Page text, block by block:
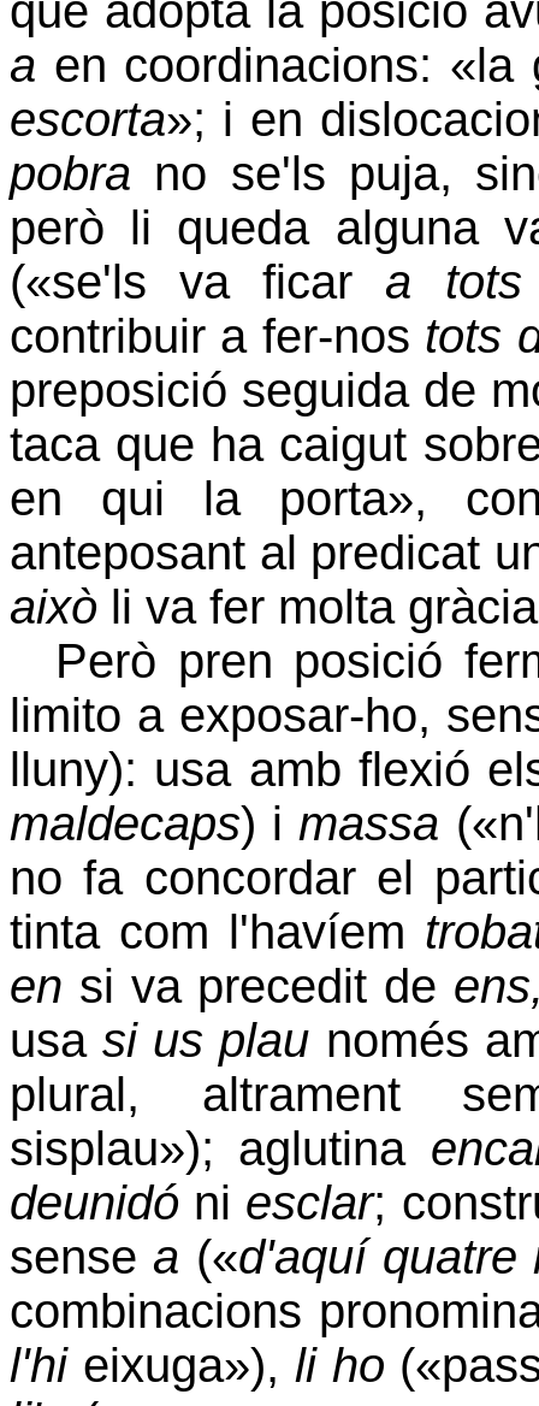
què adopta la posició
a en coordinacions:
escorta»; i en
pobra no se'ls puja,
però li queda alguna
(«se'ls va ficar a tots
contribuir a fer-nos tots
preposició seguida de
taca que ha caigut
en qui la porta»,
anteposant al predicat
això li va fer molta
Però pren posició
limito a exposar-ho,
lluny): usa amb flexió
maldecaps) i massa
no fa concordar el
tinta com l'havíem
en si va precedit de
usasi us plau només
plural, altrament
sisplau»); aglutina
deunidó ni esclar;
sense a («d'aquí quatre
combinacions
l'hieixuga»), li ho